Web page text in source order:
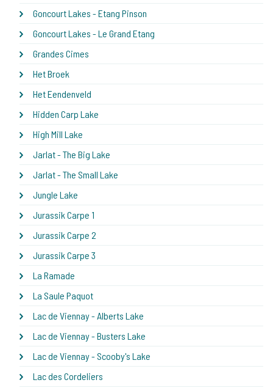
Goncourt Lakes - Etang Pinson
Goncourt Lakes - Le Grand Etang
Grandes Cimes
Het Broek
Het Eendenveld
Hidden Carp Lake
High Mill Lake
Jarlat - The Big Lake
Jarlat - The Small Lake
Jungle Lake
Jurassik Carpe 1
Jurassik Carpe 2
Jurassik Carpe 3
La Ramade
La Saule Paquot
Lac de Viennay - Alberts Lake
Lac de Viennay - Busters Lake
Lac de Viennay - Scooby's Lake
Lac des Cordeliers